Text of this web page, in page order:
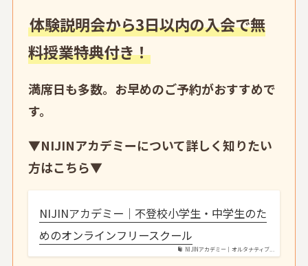
体験説明会から3日以内の入会で無
料授業特典付き！
満席日も多数。お早めのご予約がおすすめで
す。
▼NIJINアカデミーについて詳しく知りたい
方はこちら▼
NIJINアカデミー｜オルタナティブ...
NIJINアカデミー｜不登校小学生・中学生のた
めのオンラインフリースクール